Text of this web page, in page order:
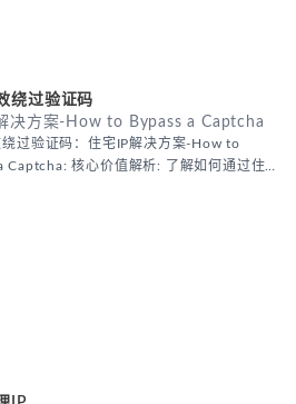
绕过验证码
决方案-How to Bypass a Captcha
绕过验证码：住宅IP解决方案-How to
Captcha: 核心价值解析: 了解如何通过住宅